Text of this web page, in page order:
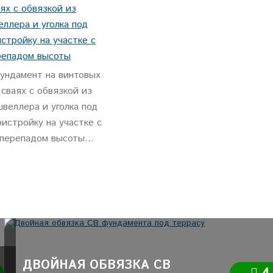
на винтовых
сваях с обвязкой из
и уголка под
на участке с
высоты...
ДВОЙНАЯ ОБВЯЗКА СВ